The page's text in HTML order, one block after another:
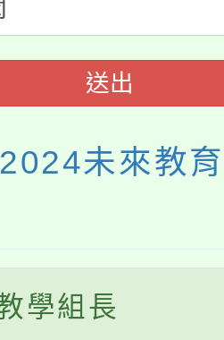
之「藝術教育
送出
2024未來教
學組長